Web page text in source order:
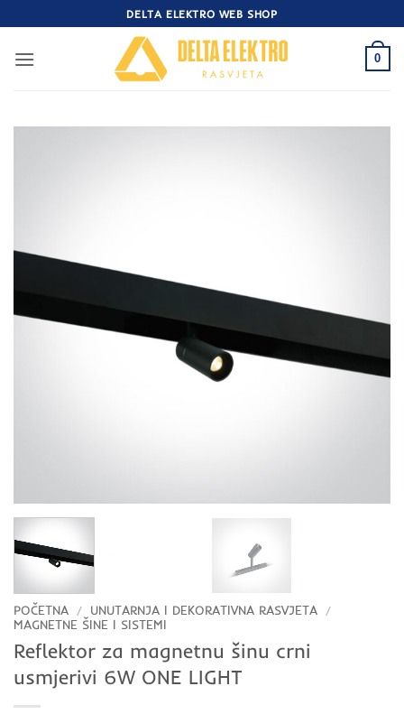
to
content
DELTA ELEKTRO WEB SHOP
0
POČETNA / UNUTARNJA I DEKORATIVNA RASVJETA /
MAGNETNE ŠINE I SISTEMI
Reflektor za magnetnu šinu crni
usmjerivi 6W ONE LIGHT